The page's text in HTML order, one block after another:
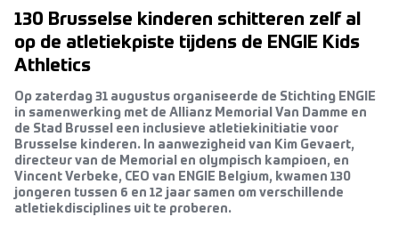
130 Brusselse kinderen schitteren zelf al
op de atletiekpiste tijdens de ENGIE Kids
Athletics
Op zaterdag 31 augustus organiseerde de Stichting ENGIE
in samenwerking met de Allianz Memorial Van Damme en
de Stad Brussel een inclusieve atletiekinitiatie voor
Brusselse kinderen. In aanwezigheid van Kim Gevaert,
directeur van de Memorial en olympisch kampioen, en
Vincent Verbeke, CEO van ENGIE Belgium, kwamen 130
jongeren tussen 6 en 12 jaar samen om verschillende
atletiekdisciplines uit te proberen.